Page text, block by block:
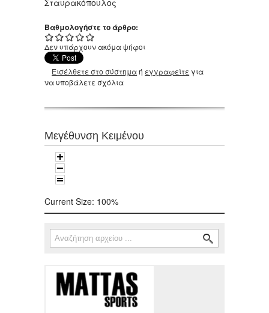
Βαθμολογήστε το άρθρο:
Δεν υπάρχουν ακόμα ψήφοι
Εισέλθετε στο σύστημαή εγγραφείτε για
να υποβάλετε σχόλια
Μεγέθυνση Κειμένου
Current Size: 100%
Φόρμα αναζήτησης
Αναζήτηση